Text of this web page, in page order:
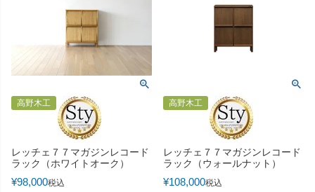
高野木工
レッチェ７７マガジンレコード
ラック（ホワイトオーク）
¥98,000税込
高野木工
レッチェ７７マガジンレコード
ラック（ウォールナット）
¥108,000税込